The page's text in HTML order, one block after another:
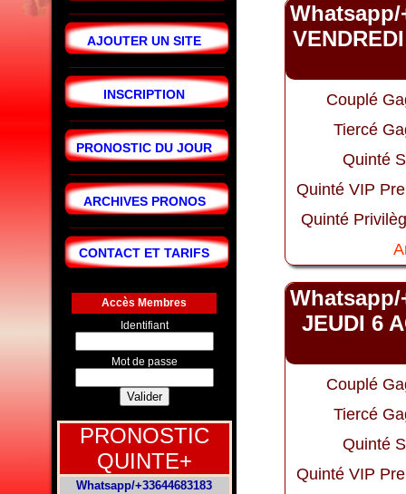
AJOUTER UN SITE
INSCRIPTION
PRONOSTIC DU JOUR
ARCHIVES PRONOS
CONTACT ET TARIFS
Accès Membres
Identifiant
Mot de passe
PRONOSTIC
QUINTE+
Whatsapp/+33644683183
Whatsapp/
Couplé
Tiercé
Quinté
Quinté VIP
Quinté
Whatsapp/
JEUDI 6
Couplé
Tiercé
Quinté
Quinté VIP